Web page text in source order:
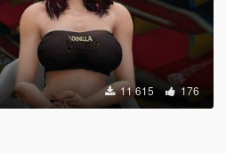
11 615 176